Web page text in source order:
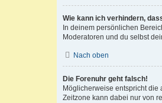
Wie kann ich verhindern,
In deinem persönlichen
Moderatoren und du selbst
Nach oben
Die Forenuhr geht falsch!
Möglicherweise entspricht die
Zeitzone kann dabei nur von